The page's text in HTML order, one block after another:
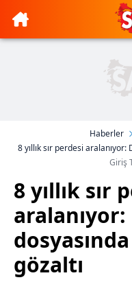
Haberler
8 yıllık sır perdesi
Giriş
8 yıllık sır
gözaltı